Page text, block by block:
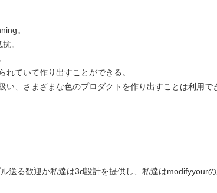
。
。
れていて作り出すことができる。
い、さまざまな色のプロダクトを作り出すことは利用で
送る歓迎か私達は3d設計を提供し、私達はmodifyyour